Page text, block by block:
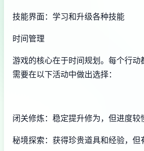
技能界面：学习和升级各种技能
时间管理
游戏的核心在于时间规划。每个行动
需要在以下活动中做出选择：
闭关修炼：稳定提升修为，但进度较
秘境探索：获得珍贵道具和经验，但